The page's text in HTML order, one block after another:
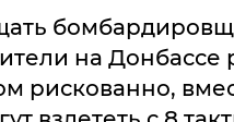
на Донбассе
рискованно,